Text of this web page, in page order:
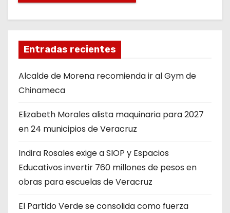
Entradas recientes
Alcalde de Morena recomienda ir al Gym de
Chinameca
Elizabeth Morales alista maquinaria para 2027
en 24 municipios de Veracruz
Indira Rosales exige a SIOP y Espacios
Educativos invertir 760 millones de pesos en
obras para escuelas de Veracruz
​El Partido Verde se consolida como fuerza